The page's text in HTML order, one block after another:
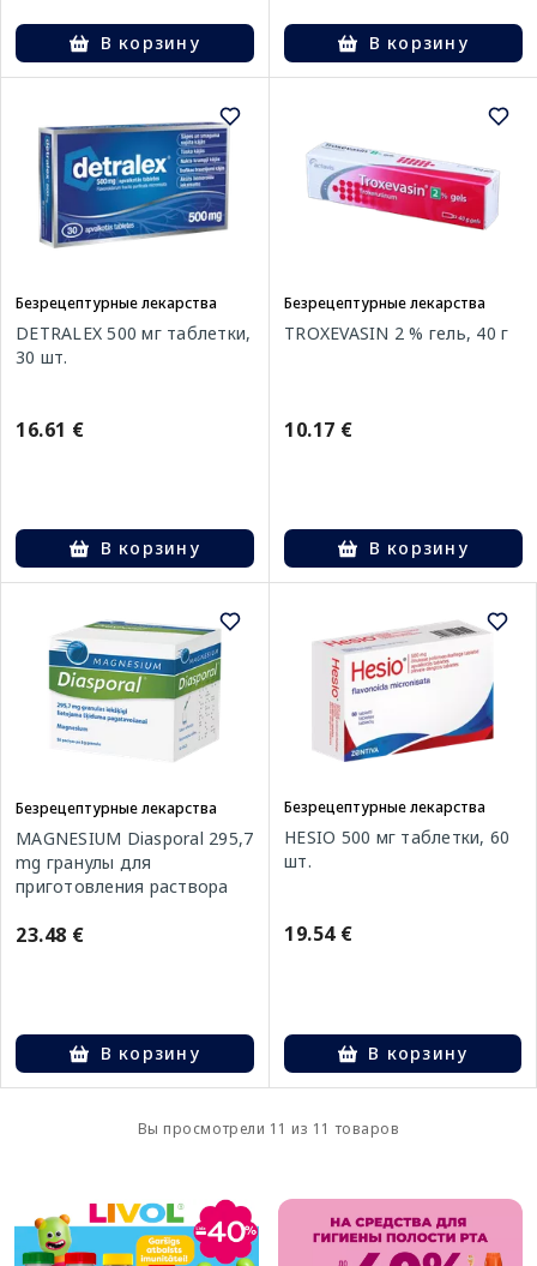
В корзину В корзину
Безрецептурные лекарства
DETRALEX 500 мг таблетки,
30 шт.
16.61 €
В корзину
Безрецептурные лекарства
TROXEVASIN 2 % гель, 40 г
10.17 €
В корзину
Безрецептурные лекарства
MAGNESIUM Diasporal 295,7
mg гранулы для
приготовления раствора
применения, 50 шт.
23.48 €
В корзину
Безрецептурные лекарства
HESIO 500 мг таблетки, 60
шт.
19.54 €
В корзину
Вы просмотрели 11 из 11 товаров